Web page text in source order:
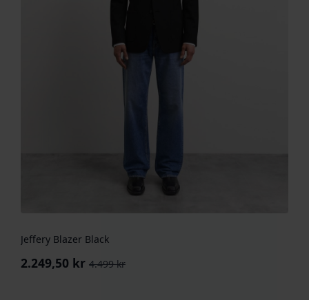
Jeffery Blazer Black
4.499kr
Opprinnelig
2.249,50 kr
Nåværende